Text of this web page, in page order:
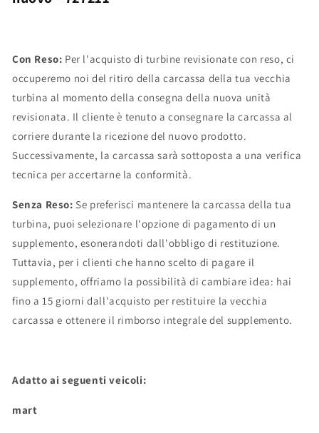
Con Reso: Per l'acquisto di turbine revisionate con reso, ci
occuperemo noi del ritiro della carcassa della tua vecchia
turbina al momento della consegna della nuova unità
revisionata. Il cliente è tenuto a consegnare la carcassa al
corriere durante la ricezione del nuovo prodotto.
Successivamente, la carcassa sarà sottoposta a una verifica
tecnica per accertarne la conformità.
Senza Reso: Se preferisci mantenere la carcassa della tua
turbina, puoi selezionare l'opzione di pagamento di un
supplemento, esonerandoti dall'obbligo di restituzione.
Tuttavia, per i clienti che hanno scelto di pagare il
supplemento, offriamo la possibilità di cambiare idea: hai
fino a 15 giorni dall'acquisto per restituire la vecchia
carcassa e ottenere il rimborso integrale del supplemento.
Adatto ai seguenti veicoli:
mart